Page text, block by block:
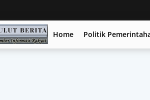
Home Politik